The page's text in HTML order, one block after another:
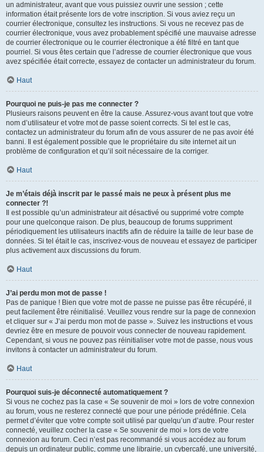
un administrateur, avant que vous puissiez ouvrir une session ; cette
information était présente lors de votre inscription. Si vous aviez reçu un
courrier électronique, consultez les instructions. Si vous ne recevez pas de
courrier électronique, vous avez probablement spécifié une mauvaise adresse
de courrier électronique ou le courrier électronique a été filtré en tant que
pourriel. Si vous êtes certain que l’adresse de courrier électronique que vous
avez spécifiée était correcte, essayez de contacter un administrateur du forum.
Haut
Pourquoi ne puis-je pas me connecter ?
Plusieurs raisons peuvent en être la cause. Assurez-vous avant tout que votre
nom d’utilisateur et votre mot de passe soient corrects. Si tel est le cas,
contactez un administrateur du forum afin de vous assurer de ne pas avoir été
banni. Il est également possible que le propriétaire du site internet ait un
problème de configuration et qu’il soit nécessaire de la corriger.
Haut
Je m’étais déjà inscrit par le passé mais ne peux à présent plus me
connecter ?!
Il est possible qu’un administrateur ait désactivé ou supprimé votre compte
pour une quelconque raison. De plus, beaucoup de forums suppriment
périodiquement les utilisateurs inactifs afin de réduire la taille de leur base de
données. Si tel était le cas, inscrivez-vous de nouveau et essayez de participer
plus activement aux discussions du forum.
Haut
J’ai perdu mon mot de passe !
Pas de panique ! Bien que votre mot de passe ne puisse pas être récupéré, il
peut facilement être réinitialisé. Veuillez vous rendre sur la page de connexion
et cliquer sur « J’ai perdu mon mot de passe ». Suivez les instructions et vous
devriez être en mesure de pouvoir vous connecter de nouveau rapidement.
Cependant, si vous ne pouvez pas réinitialiser votre mot de passe, nous vous
invitons à contacter un administrateur du forum.
Haut
Pourquoi suis-je déconnecté automatiquement ?
Si vous ne cochez pas la case « Se souvenir de moi » lors de votre connexion
au forum, vous ne resterez connecté que pour une période prédéfinie. Cela
permet d’éviter que votre compte soit utilisé par quelqu’un d’autre. Pour rester
connecté, veuillez cocher la case « Se souvenir de moi » lors de votre
connexion au forum. Ceci n’est pas recommandé si vous accédez au forum
depuis un ordinateur public, comme une librairie, un cybercafé, une université,